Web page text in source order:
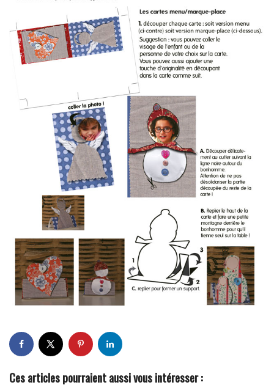
Ces articles pourraient aussi vous intéresser :